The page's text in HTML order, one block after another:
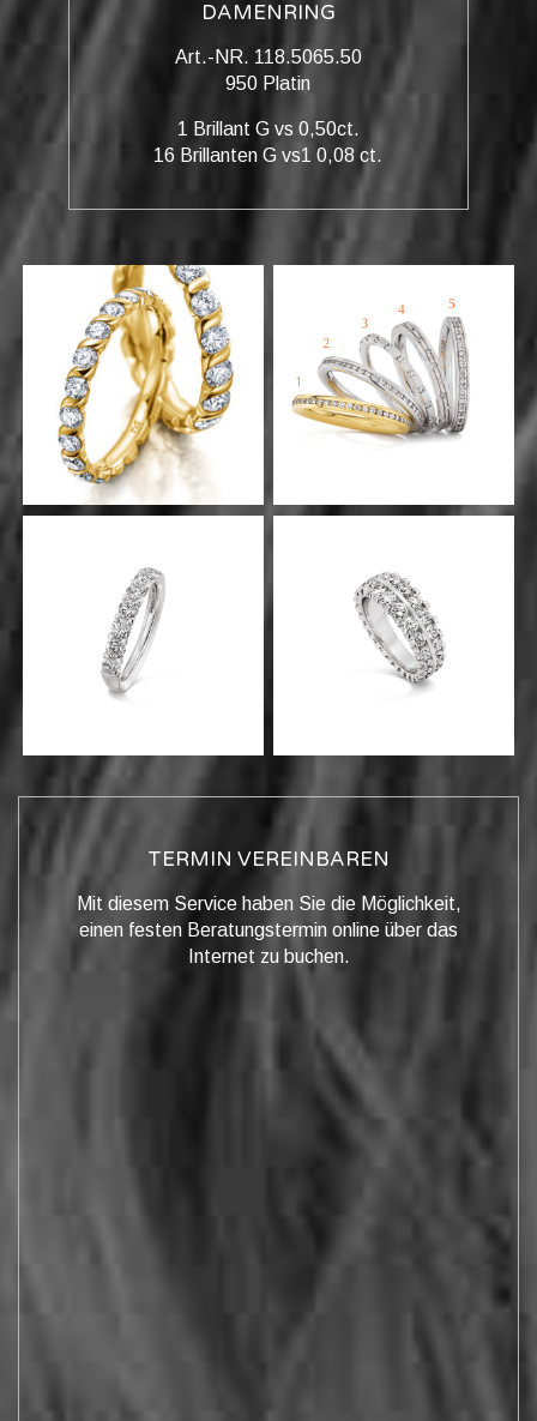
DAMENRING
Art.-NR. 118.5065.50
950 Platin
1 Brillant G vs 0,50ct.
16 Brillanten G vs1 0,08 ct.
TERMIN VEREINBAREN
Mit diesem Service haben Sie die Möglichkeit,
einen festen Beratungstermin online über das
Internet zu buchen.